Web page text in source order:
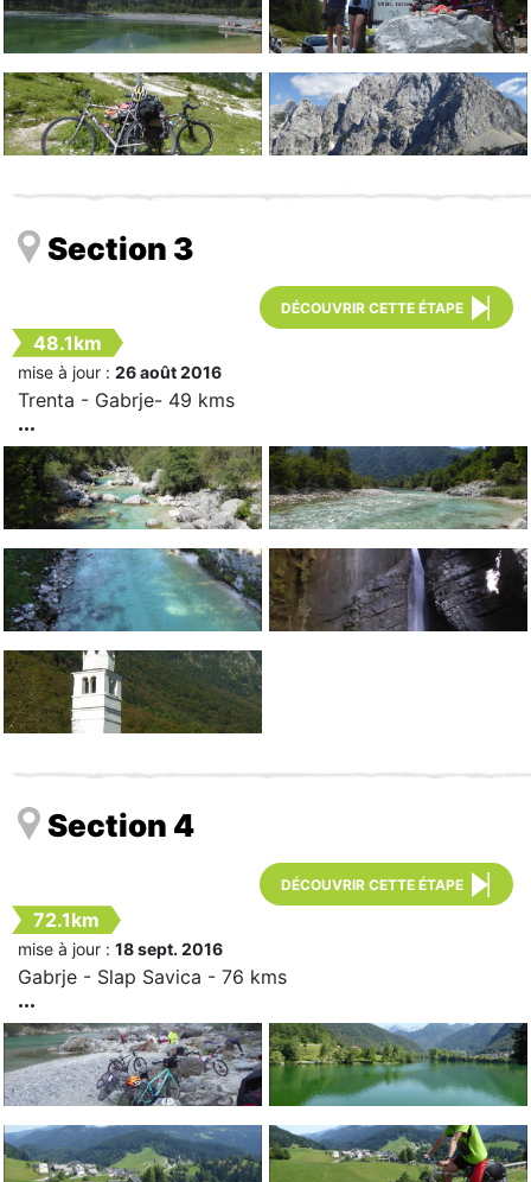
Section 3
DÉCOUVRIR CETTE ÉTAPE
48.1km
mise à jour : 26 août 2016
Trenta - Gabrje- 49 kms
Section 4
DÉCOUVRIR CETTE ÉTAPE
72.1km
mise à jour : 18 sept. 2016
Gabrje - Slap Savica - 76 kms